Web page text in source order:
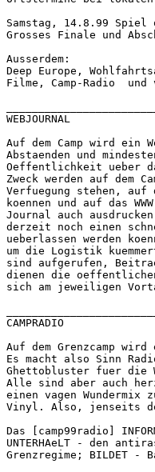
Samstag, 14.8.99 Spiel
Grosses Finale und
Ausserdem:
Deep Europe,
Filme, Camp-Radio  und
WEBJOURNAL
Auf dem Camp wird ein
Abstaenden und
Oeffentlichkeit ueber
Zweck werden auf dem
Verfuegung stehen, auf
koennen und auf das
Journal auch
derzeit noch einen
ueberlassen werden
um die Logistik
sind aufgerufen,
dienen die
sich am jeweiligen
CAMPRADIO
Auf dem Grenzcamp
Es macht also Sinn
Ghettobluster fuer die
Alle sind aber auch
einen vagen
Vinyl. Also, jenseits
Das [camp99radio]
UNTERHAeLT - den
Grenzregime; BILDET -